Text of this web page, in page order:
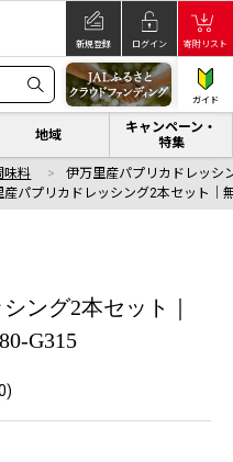
新規登録 ログイン 寄附リスト
ガイド
地域
キャンペーン・
特集
味料
伊万里産パプリカドレッシ
産パプリカドレッシング2本セット｜
ング2本セット｜
G315
)